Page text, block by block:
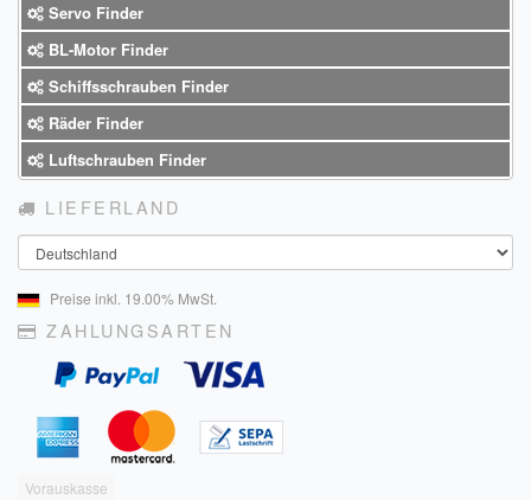
Servo Finder
BL-Motor Finder
Schiffsschrauben Finder
Räder Finder
Luftschrauben Finder
LIEFERLAND
Land
Preise inkl. 19.00% MwSt.
ZAHLUNGSARTEN
Vorauskasse